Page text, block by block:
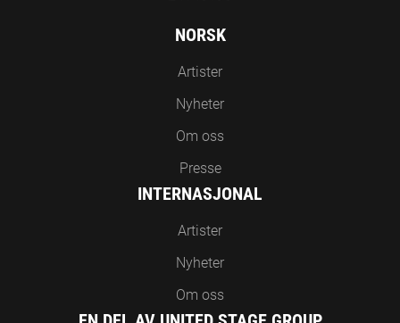
NORSK
Artister
Nyheter
Om oss
Presse
INTERNASJONAL
Artister
Nyheter
Om oss